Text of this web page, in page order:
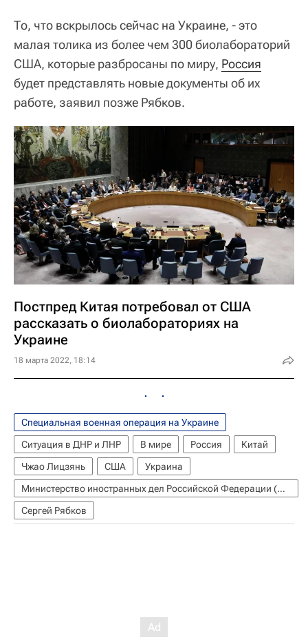
То, что вскрылось сейчас на Украине, - это
малая толика из более чем 300 биолабораторий
США, которые разбросаны по миру, Россия
будет представлять новые документы об их
работе, заявил позже Рябков.
Постпред Китая потребовал от США
рассказать о биолабораториях на
Украине
18 марта 2022, 18:14
Специальная военная операция на Украине
Ситуация в ДНР и ЛНР
В мире Россия
Китай
Чжао Лицзянь
США
Украина
Министерство иностранных дел Российской Федерации (МИД РФ)
Сергей Рябков